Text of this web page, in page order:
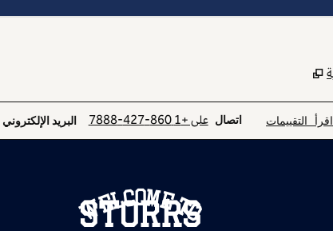
اقرأ التقييمات اتصال
اتصل على +1 860-427-7888 البريد الإلكتروني
البريد الإلكترونيBDLGSGU
Welcome To
STORRS